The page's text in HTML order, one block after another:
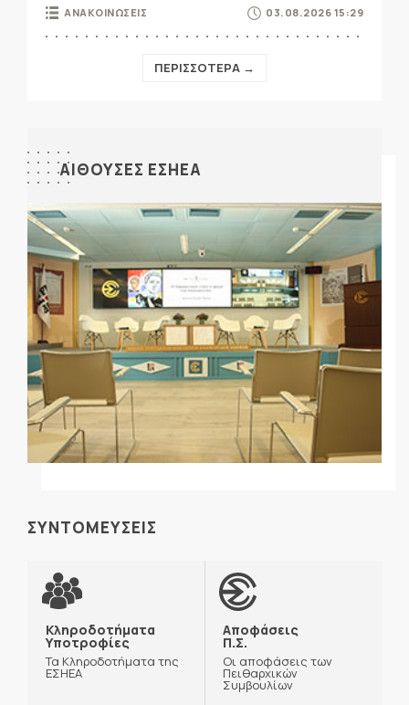
ΑΝΑΚΟΙΝΩΣΕΙΣ 03.08.2026 15:29
ΠΕΡΙΣΣΟΤΕΡΑ →
ΑΙΘΟΥΣΕΣ ΕΣΗΕΑ
ΣΥΝΤΟΜΕΥΣΕΙΣ
Κληροδοτήματα
Υποτροφίες
Τα Κληροδοτήματα της
ΕΣΗΕΑ
Αποφάσεις
Π.Σ.
Οι αποφάσεις των
Πειθαρχικών
Συμβουλίων